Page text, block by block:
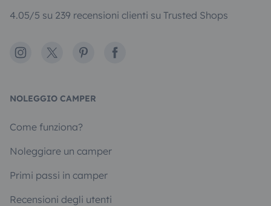
4.05/5 su 239 recensioni clienti su Trusted Shops
Instagram
X PinterestFacebook
NOLEGGIO CAMPER
Come funziona?
Noleggiare un camper
Primi passi in camper
Recensioni degli utenti